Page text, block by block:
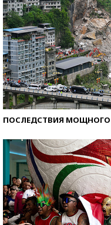
ПОСЛЕДСТВИЯ МОЩНОГО